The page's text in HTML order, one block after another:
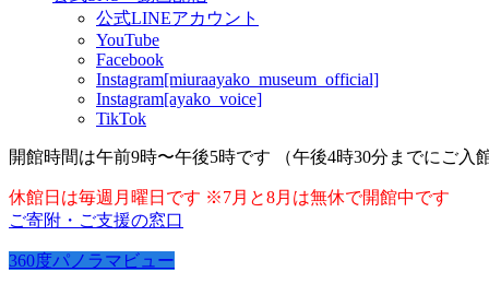
公式LINEアカウント
YouTube
Facebook
Instagram[miuraayako_museum_official]
Instagram[ayako_voice]
TikTok
開館時間は午前9時〜午後5時です （午後4時30分までにご入
休館日は毎週月曜日です ※7月と8月は無休で開館中です
ご寄附・ご支援の窓口
360度パノラマビュー